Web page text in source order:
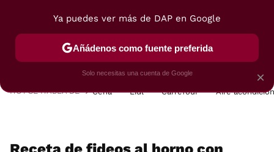
POSTRES VIAJES SELECCIÓN VEGUI
HOY SE HABLA DE Cena Lidl Carrefour Aire
×
Ya puedes ver más de DAP en Google
Añádenos como fuente preferida
Solo necesitas una cuenta de Google